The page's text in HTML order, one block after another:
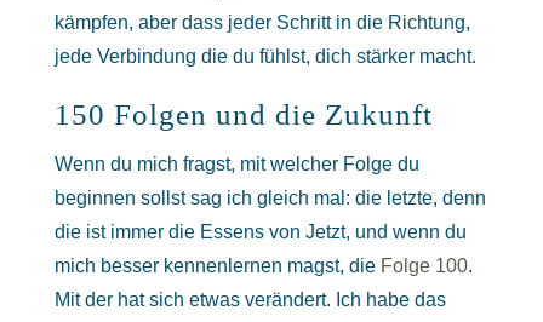
kämpfen, aber dass jeder Schritt in die Richtung,
jede Verbindung die du fühlst, dich stärker macht.
150 Folgen und die Zukunft
Wenn du mich fragst, mit welcher Folge du
beginnen sollst sag ich gleich mal: die letzte, denn
die ist immer die Essens von Jetzt, und wenn du
mich besser kennenlernen magst, die Folge 100.
Mit der hat sich etwas verändert. Ich habe das